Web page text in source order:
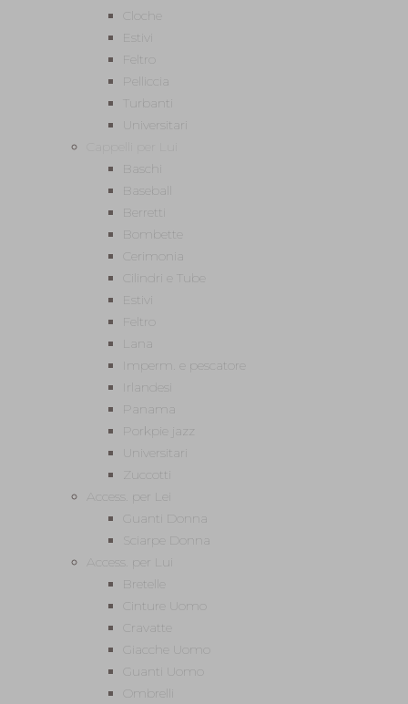
Cloche
Estivi
Feltro
Pelliccia
Turbanti
Universitari
Baschi
Baseball
Berretti
Bombette
Cerimonia
Cilindri e Tube
Estivi
Feltro
Lana
Imperm. e pescatore
Irlandesi
Panama
Porkpie jazz
Universitari
Zuccotti
Access. per Lei
Guanti Donna
Sciarpe Donna
Access. per Lui
Bretelle
Cinture Uomo
Cravatte
Giacche Uomo
Guanti Uomo
Ombrelli